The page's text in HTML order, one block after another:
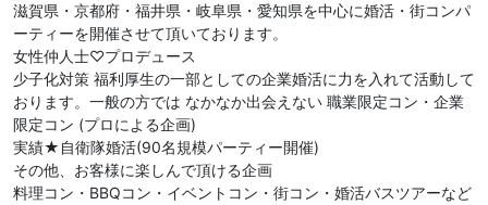
滋賀県・京都府・福井県・岐阜県・愛知県を中心に婚活・街コンパ
ーティーを開催させて頂いております。
女性仲人士♡プロデュース
少子化対策 福利厚生の一部としての企業婚活に力を入れて活動して
おります。一般の方では なかなか出会えない 職業限定コン・企業
限定コン (プロによる企画)
実績★自衛隊婚活(90名規模パーティー開催)
その他、お客様に楽しんで頂ける企画
料理コン・BBQコン・イベントコン・街コン・婚活バスツアーなど